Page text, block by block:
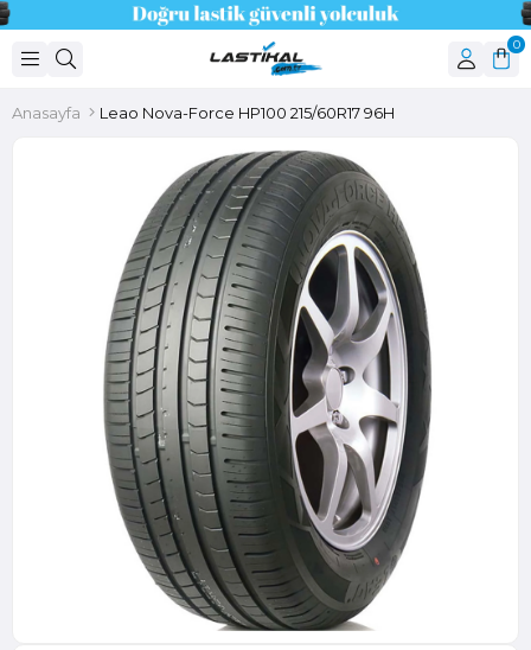
0
Anasayfa Leao Nova-Force HP100 215/60R17 96H